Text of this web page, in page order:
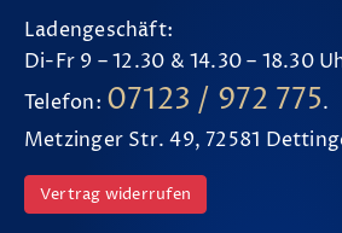
Ladengeschäft:
Di-Fr 9 – 12.30 & 14.30 – 18.30
Telefon: 07123 / 972 775.
Metzinger Str. 49, 72581
Vertrag widerrufen